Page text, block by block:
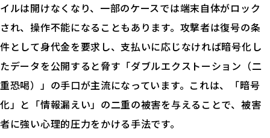
イルは開けなくなり、一部のケースでは端末自体がロック
され、操作不能になることもあります。攻撃者は復号の条
件として身代金を要求し、支払いに応じなければ暗号化し
たデータを公開すると脅す「ダブルエクストーション（二
重恐喝）」の手口が主流になっています。これは、「暗号
化」と「情報漏えい」の二重の被害を与えることで、被害
者に強い心理的圧力をかける手法です。